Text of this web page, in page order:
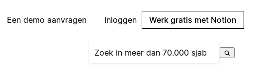
Een demo aanvragen Inloggen Werk gratis met Notion